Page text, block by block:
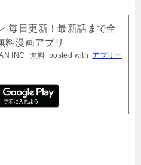
-毎日更新！最新話まで全
料漫画アプリ
INC. 無料 posted with アプリー